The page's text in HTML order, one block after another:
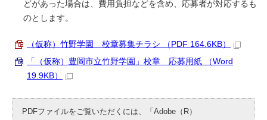
どがあった場合は、費用負担などを含め、応募者が対応するも
のとします。
（仮称）竹野学園 校章募集チラシ （PDF 164.6KB）
「（仮称）豊岡市立竹野学園」校章 応募用紙 （Word
19.9KB）
PDFファイルをご覧いただくには、「Adobe（R）